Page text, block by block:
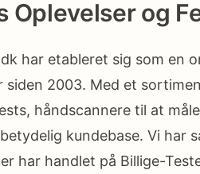
Oplevelser og
har etableret sig som en
siden 2003. Med et
håndscannere til at
kundebase. Vi har
har handlet på Billige-